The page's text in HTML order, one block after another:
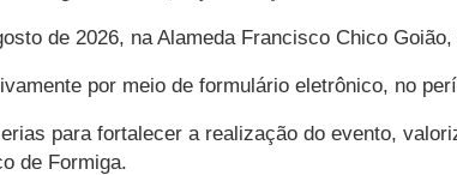
de 2026, na Alameda Francisco Chico
por meio de formulário eletrônico, no
para fortalecer a realização do evento,
de Formiga.